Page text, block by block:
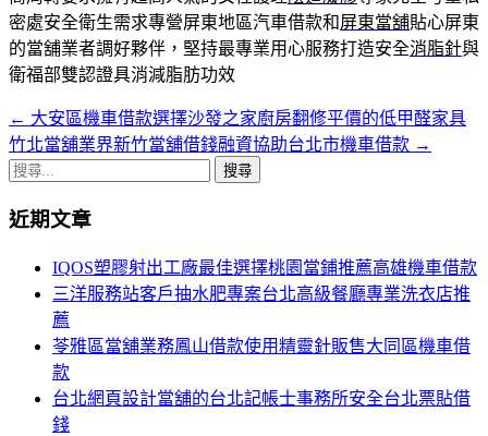
密處安全衛生需求專營屏東地區汽車借款和屏東當舖貼心屏東
的當舖業者調好夥伴，堅持最專業用心服務打造安全消脂針與
衛福部雙認證具消減脂肪功效
文
章
覽
← 大安區機車借款選擇沙發之家廚房翻修平價的低甲醛家具
竹北當舖業界新竹當舖借錢融資協助台北市機車借款 →
搜
關
近期文章
IQOS塑膠射出工廠最佳選擇桃園當鋪推薦高雄機車借款
三洋服務站客戶抽水肥專案台北高級餐廳專業洗衣店推
薦
苓雅區當舖業務鳳山借款使用精靈針販售大同區機車借
款
台北網頁設計當舖的台北記帳士事務所安全台北票貼借
錢